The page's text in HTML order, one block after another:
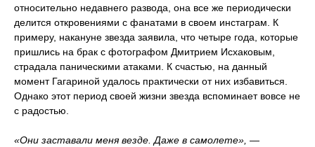
относительно недавнего развода, она все же периодически
делится откровениями с фанатами в своем инстаграм. К
примеру, накануне звезда заявила, что четыре года, которые
пришлись на брак с фотографом Дмитрием Исхаковым,
страдала паническими атаками. К счастью, на данный
момент Гагариной удалось практически от них избавиться.
Однако этот период своей жизни звезда вспоминает вовсе не
с радостью.
«Они заставали меня везде. Даже в самолете», —